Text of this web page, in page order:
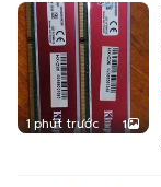
1 phút trước 1